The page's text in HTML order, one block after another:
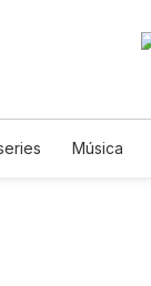
Música